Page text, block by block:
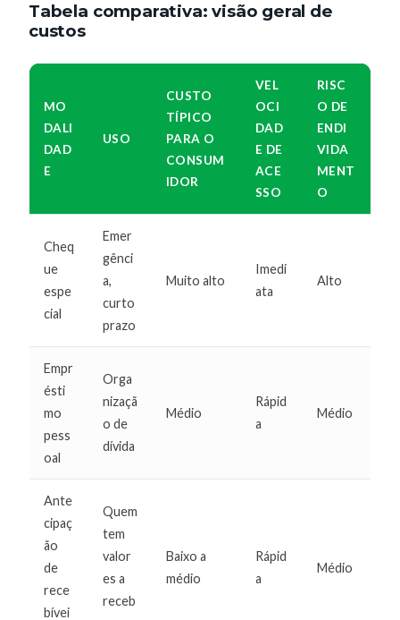
Tabela comparativa: visão geral de
custos
MO
DALI
DAD
E
USO
CUSTO
TÍPICO
PARA O
CONSUM
IDOR
VEL
OCI
DAD
E DE
ACE
SSO
RISC
O DE
ENDI
VIDA
MENT
O
Cheq
ue
espe
cial
Emer
gênci
a,
curto
prazo
Muito alto
Imedi
ata
Alto
Empr
ésti
mo
pess
oal
Orga
nizaçã
o de
dívida
Médio
Rápid
a
Médio
Ante
cipaç
ão
de
rece
bívei
Quem
tem
valor
es a
receb
Baixo a
médio
Rápid
a
Médio